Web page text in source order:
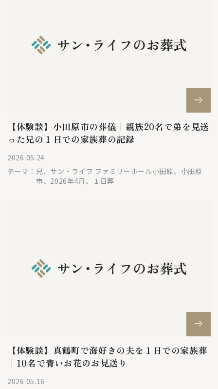
【体験談】小田原市の葬儀｜親族20名で弟を見送
った兄の１日での家族葬の記録
2026.05.24
テーマ： 兄、サン・ライフ ファミリーホール小田原、小田原
市、2026年4月、１日葬
【体験談】真鶴町で海好きの夫を１日での家族葬
｜10名で青いお花のお見送り
2026.05.16